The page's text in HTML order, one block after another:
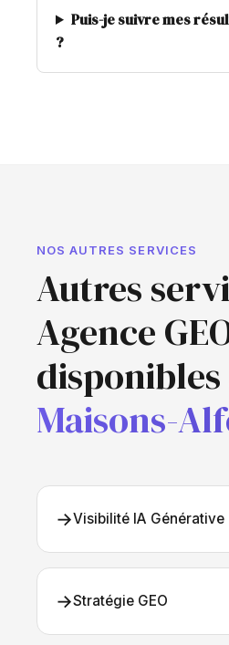
Puis-je suivre mes
?
NOS AUTRES SERVICES
Autres
Agence
disponibles
Maisons-
→Visibilité IA Générative
→Stratégie GEO